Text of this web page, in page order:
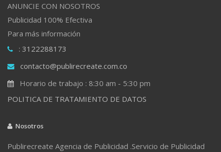
ANUNCIE CON NOSOTROS
Publicidad 100% Efectiva
Para más información
: 3122288173
contacto@publirecreate.com.co
Horario de trabajo : 8:30 am - 5:30 pm
POLITICA DE TRATAMIENTO DE DATOS
Nosotros
Publirecreate Agencia de Publicidad .Servicio de Publicidad